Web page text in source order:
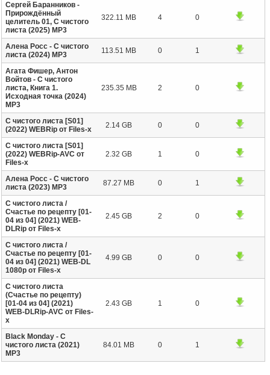
Сергей Баранников -
Прирождённый
целитель 01, С чистого
листа (2025) МР3
322.11 MB 4 0
Алена Росс - С чистого
листа (2024) MP3
113.51 MB 0 1
Агата Фишер, Антон
Войтов - С чистого
листа, Книга 1.
Исходная точка (2024)
МР3
235.35 MB 2 0
С чистого листа [S01]
(2022) WEBRip от Files-х
2.14 GB 0 0
С чистого листа [S01]
(2022) WEBRip-AVC от
Files-х
2.32 GB 1 0
Алена Росс - С чистого
листа (2023) MP3
87.27 MB 0 1
С чистого листа /
Счастье по рецепту [01-
04 из 04] (2021) WEB-
DLRip от Files-x
2.45 GB 2 0
С чистого листа /
Счастье по рецепту [01-
04 из 04] (2021) WEB-DL
1080p от Files-x
4.99 GB 0 0
С чистого листа
(Счастье по рецепту)
[01-04 из 04] (2021)
WEB-DLRip-AVC от Files-
x
2.43 GB 1 0
Black Monday - С
чистого листа (2021)
MP3
84.01 MB 0 1